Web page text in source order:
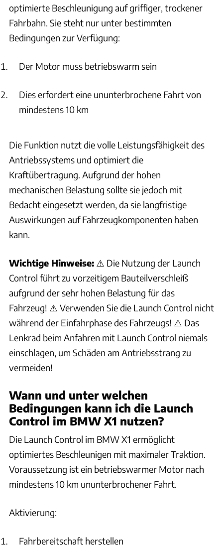
optimierte Beschleunigung auf griffiger, trockener
Fahrbahn. Sie steht nur unter bestimmten
Bedingungen zur Verfügung:
Der Motor muss betriebswarm sein
Dies erfordert eine ununterbrochene Fahrt von
mindestens 10 km
Die Funktion nutzt die volle Leistungsfähigkeit des
Antriebssystems und optimiert die
Kraftübertragung. Aufgrund der hohen
mechanischen Belastung sollte sie jedoch mit
Bedacht eingesetzt werden, da sie langfristige
Auswirkungen auf Fahrzeugkomponenten haben
kann.
Wichtige Hinweise: ⚠️ Die Nutzung der Launch
Control führt zu vorzeitigem Bauteilverschleiß
aufgrund der sehr hohen Belastung für das
Fahrzeug! ⚠️ Verwenden Sie die Launch Control nicht
während der Einfahrphase des Fahrzeugs! ⚠️ Das
Lenkrad beim Anfahren mit Launch Control niemals
einschlagen, um Schäden am Antriebsstrang zu
vermeiden!
Wann und unter welchen
Bedingungen kann ich die Launch
Control im BMW X1 nutzen?
Die Launch Control im BMW X1 ermöglicht
optimiertes Beschleunigen mit maximaler Traktion.
Voraussetzung ist ein betriebswarmer Motor nach
mindestens 10 km ununterbrochener Fahrt.
Aktivierung:
Fahrbereitschaft herstellen